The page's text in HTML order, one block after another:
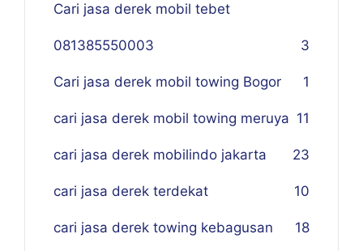
Cari jasa derek mobil tebet
081385550003 3
Cari jasa derek mobil towing Bogor 1
cari jasa derek mobil towing meruya 11
cari jasa derek mobilindo jakarta 23
cari jasa derek terdekat 10
cari jasa derek towing kebagusan 18